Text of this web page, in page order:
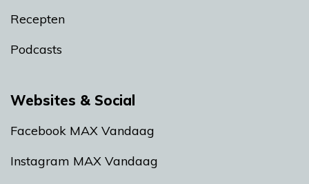
Recepten
Podcasts
Websites & Social
Facebook MAX Vandaag
Instagram MAX Vandaag